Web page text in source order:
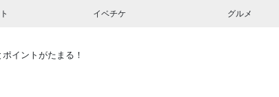
イベチケ グルメ
イントがたまる！